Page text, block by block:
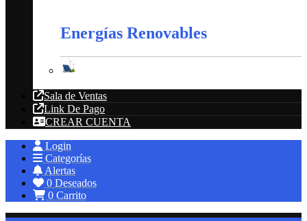
Energías Renovables
Sala de Ventas
Link De Pago
CREAR CUENTA
Login
Categorías
Alertas
0 Deseados
0 Carrito